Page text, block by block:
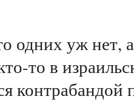
одних уж нет,
то в